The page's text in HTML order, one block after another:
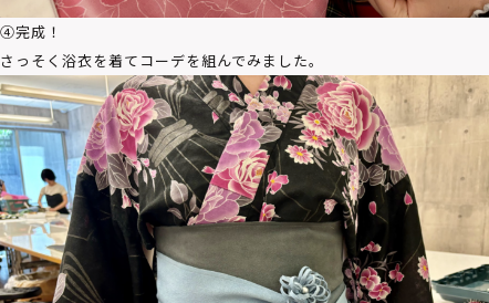
④完成！
さっそく浴衣を着てコーデを組んでみました。